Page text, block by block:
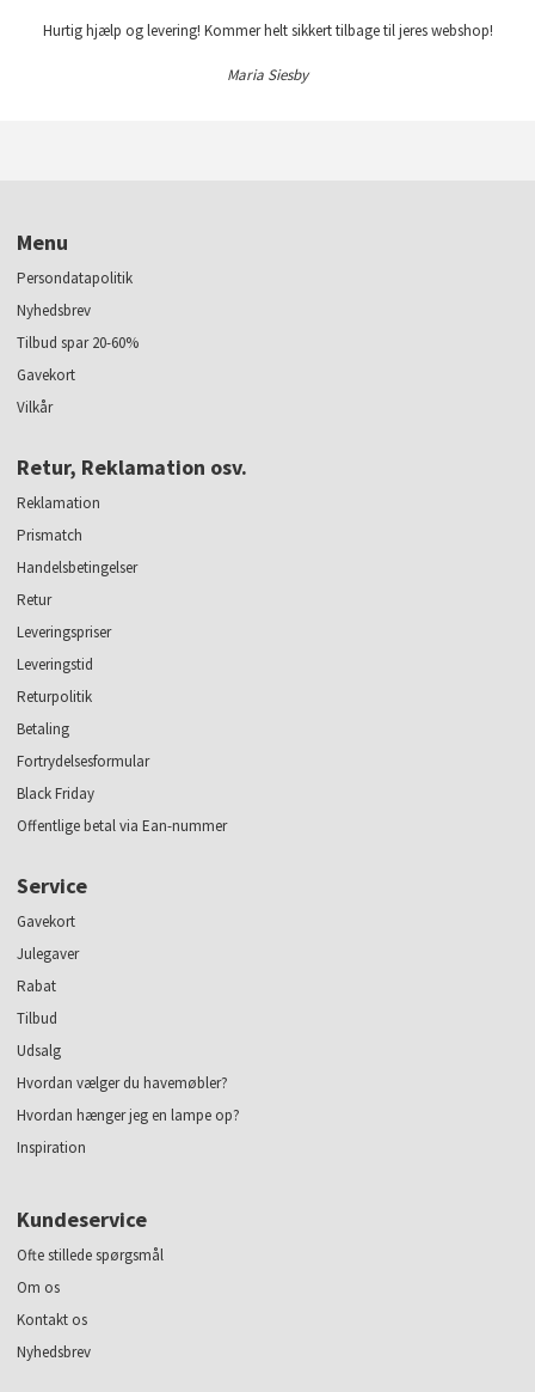
Hurtig hjælp og levering! Kommer helt sikkert tilbage til jeres webshop!
Maria Siesby
Menu
Persondatapolitik
Nyhedsbrev
Tilbud spar 20-60%
Gavekort
Vilkår
Retur, Reklamation osv.
Reklamation
Prismatch
Handelsbetingelser
Retur
Leveringspriser
Leveringstid
Returpolitik
Betaling
Fortrydelsesformular
Black Friday
Offentlige betal via Ean-nummer
Service
Gavekort
Julegaver
Rabat
Tilbud
Udsalg
Hvordan vælger du havemøbler?
Hvordan hænger jeg en lampe op?
Inspiration
Kundeservice
Ofte stillede spørgsmål
Om os
Kontakt os
Nyhedsbrev